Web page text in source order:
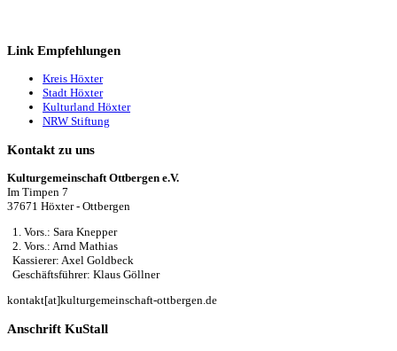
Link Empfehlungen
Kreis Höxter
Stadt Höxter
Kulturland Höxter
NRW Stiftung
Kontakt zu uns
Kulturgemeinschaft Ottbergen e.V.
Im Timpen 7
37671 Höxter - Ottbergen
1. Vors.: Sara Knepper
2. Vors.: Arnd Mathias
Kassierer: Axel Goldbeck
Geschäftsführer: Klaus Göllner
kontakt[at]kulturgemeinschaft-ottbergen.de
Anschrift KuStall